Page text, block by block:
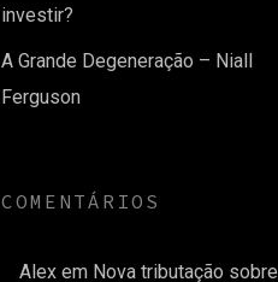
investir?
A Grande Degeneração – Niall
Ferguson
COMENTÁRIOS
Alex em Nova tributação sobre